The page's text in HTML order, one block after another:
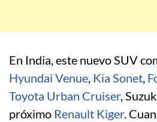
En India, este nuevo SUV
Hyundai Venue, Kia Sonet,
Toyota Urban Cruiser,
próximo Renault Kiger.